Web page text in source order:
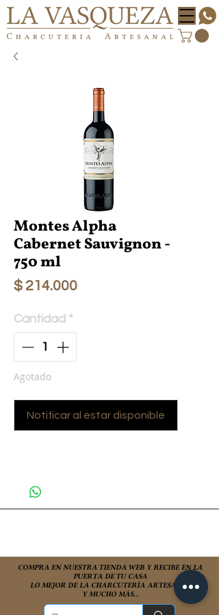
Montes Alpha
Cabernet Sauvignon -
750 ml
$ 214.000Precio
Cantidad *
Agotado
Notificar al estar disponible
COMPRA EN NUESTRA TIENDA WEB Y RECIBE EN LA
PUERTA DE TU CASA
LO MEJOR DE LA CHARCUTERÍA ARTESANAL
Y MUCHO MÁS...